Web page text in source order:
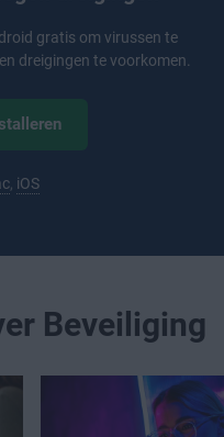
gratis om virussen te
dreigingen te voorkomen.
, iOS
Beveiliging